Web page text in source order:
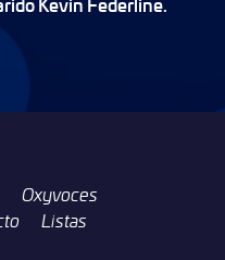
Oxyvoces
Listas